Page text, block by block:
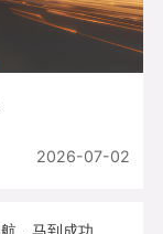
2026-07-02